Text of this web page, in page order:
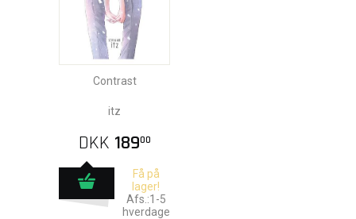
Contrast
itz
DKK 18900
Få på
lager!
Afs.:1-5
hverdage